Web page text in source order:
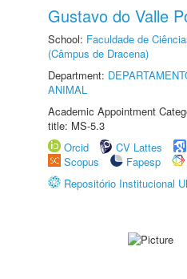
Gustavo do Valle
School: Faculdade de
(Câmpus de Dracena)
Department:
ANIMAL
Academic Appointment
title: MS-5.3
Orcid
CV Lattes
Scopus
Fapesp
Repositório Institucional